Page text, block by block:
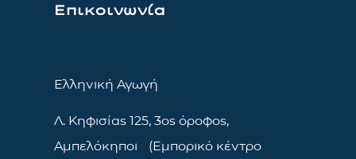
Επικοινωνία
Ελληνική Αγωγή
Λ. Κηφισίας 125, 3ος όροφος,
Αμπελόκηποι (Εμπορικό κέντρο